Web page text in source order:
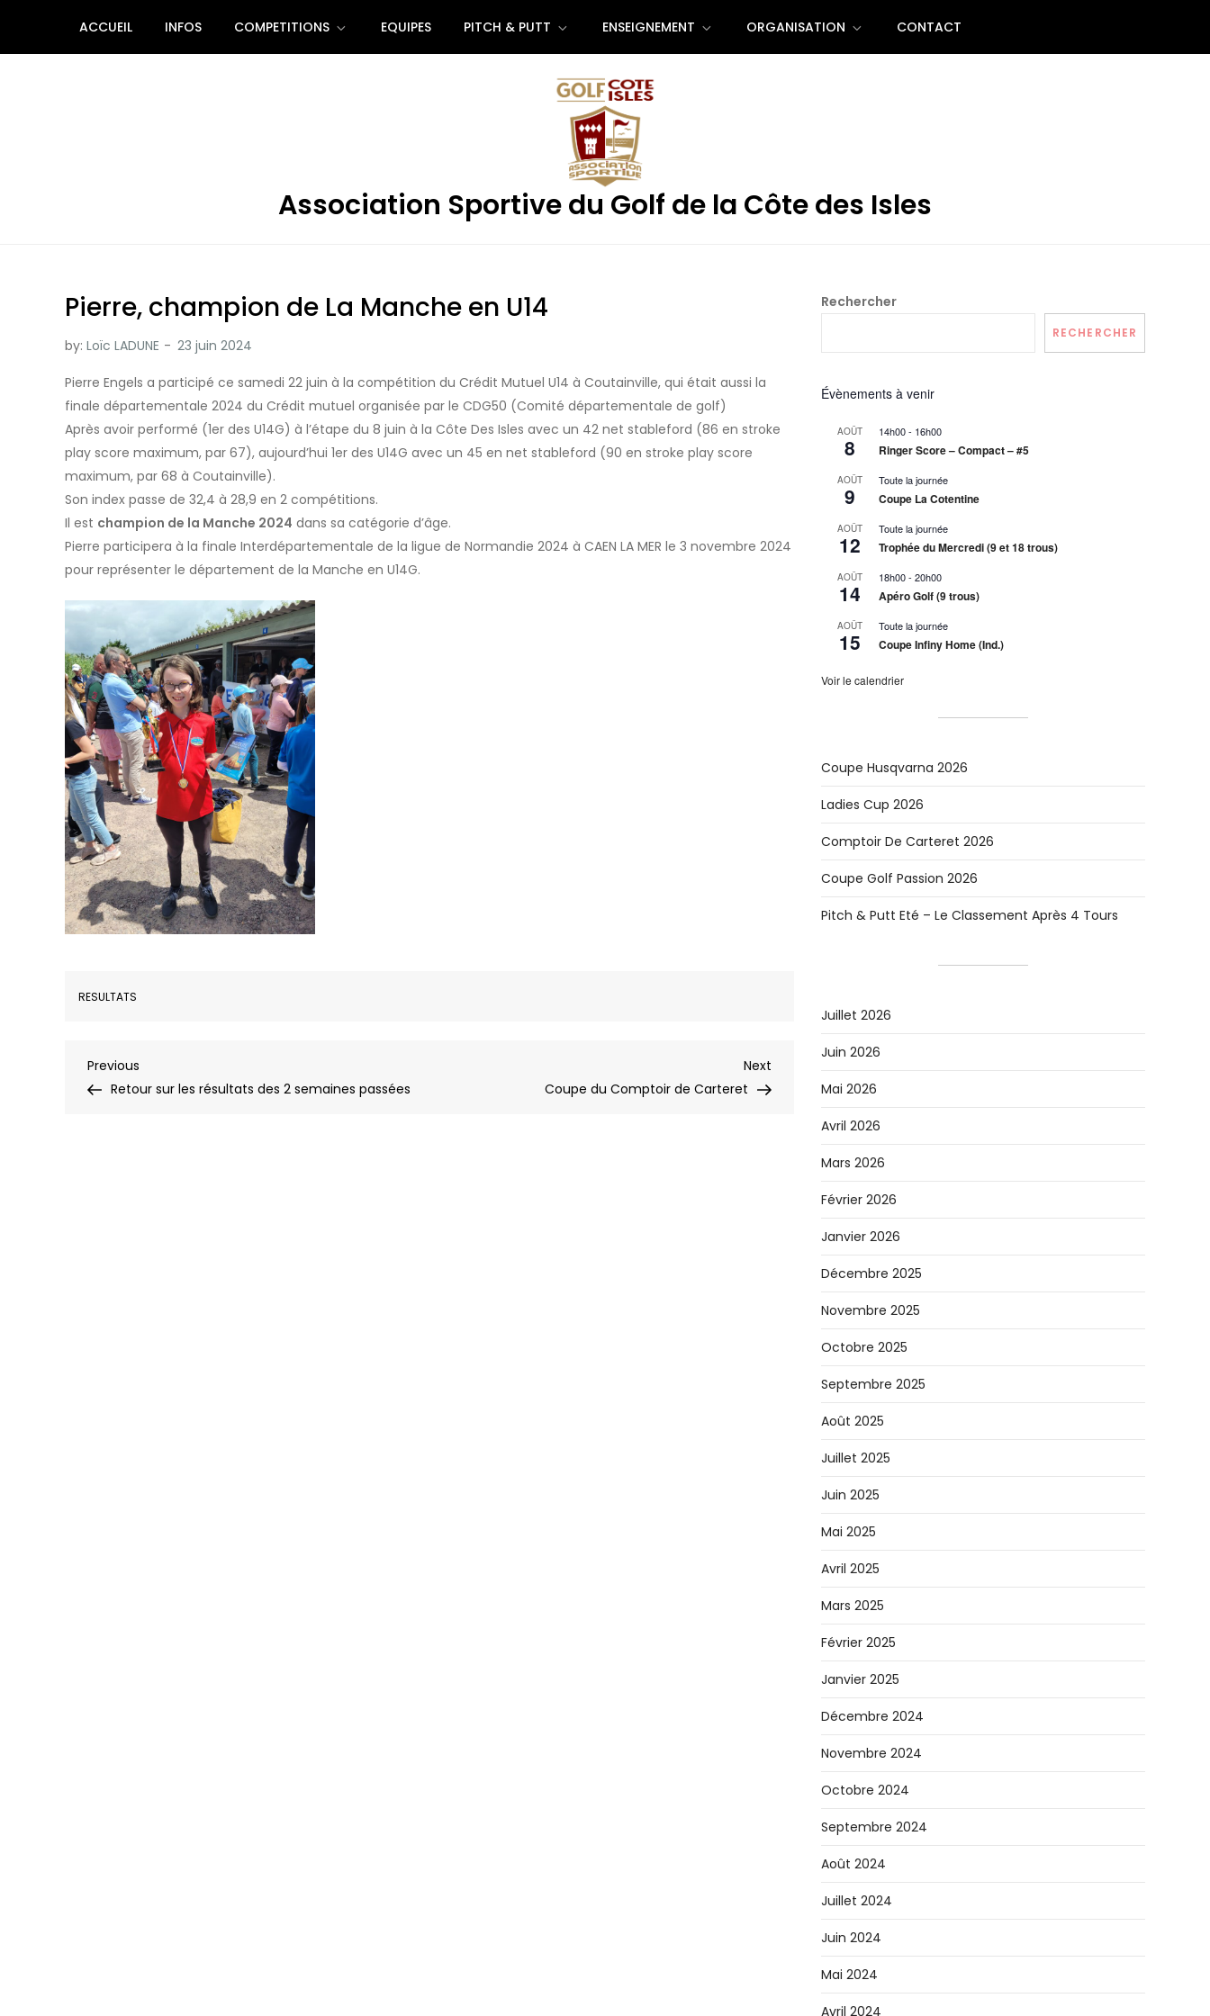
content
ACCUEIL INFOS COMPETITIONS EQUIPES PITCH & PUTT ENSEIGNEMENT ORGANISATION CONTACT
Association Sportive du Golf de la Côte des Isles
Pierre, champion de La Manche en U14
by: Loïc LADUNE
Pierre Engels a participé ce samedi 22 juin à la compétition du Crédit Mutuel U14 à Coutainville, qui était aussi la
finale départementale 2024 du Crédit mutuel organisée par le CDG50 (Comité départementale de golf)
Après avoir performé (1er des U14G) à l’étape du 8 juin à la Côte Des Isles avec un 42 net stableford (86 en stroke
play score maximum, par 67), aujourd’hui 1er des U14G avec un 45 en net stableford (90 en stroke play score
maximum, par 68 à Coutainville).
Son index passe de 32,4 à 28,9 en 2 compétitions.
Il est champion de la Manche 2024 dans sa catégorie d’âge.
Pierre participera à la finale Interdépartementale de la ligue de Normandie 2024 à CAEN LA MER le 3 novembre 2024
pour représenter le département de la Manche en U14G.
RESULTATS
Navigation
Previous
Post
Previous
Retour sur les résultats des 2 semaines passées
Post
Next
Coupe du Comptoir de Carteret
Rechercher
RECHERCHER
Évènements à venir
AOÛT
8
14h00- 16h00
Ringer Score – Compact – #5
AOÛT
9
Toute la journée
Coupe La Cotentine
AOÛT
12
Toute la journée
Trophée du Mercredi (9 et 18 trous)
AOÛT
14
18h00- 20h00
Apéro Golf (9 trous)
AOÛT
15
Toute la journée
Coupe Infiny Home (Ind.)
Voir le calendrier
Coupe Husqvarna 2026
Ladies Cup 2026
Comptoir De Carteret 2026
Coupe Golf Passion 2026
Pitch & Putt Eté – Le Classement Après 4 Tours
Juillet 2026
Juin 2026
Mai 2026
Avril 2026
Mars 2026
Février 2026
Janvier 2026
Décembre 2025
Novembre 2025
Octobre 2025
Septembre 2025
Août 2025
Juillet 2025
Juin 2025
Mai 2025
Avril 2025
Mars 2025
Février 2025
Janvier 2025
Décembre 2024
Novembre 2024
Octobre 2024
Septembre 2024
Août 2024
Juillet 2024
Juin 2024
Mai 2024
Avril 2024